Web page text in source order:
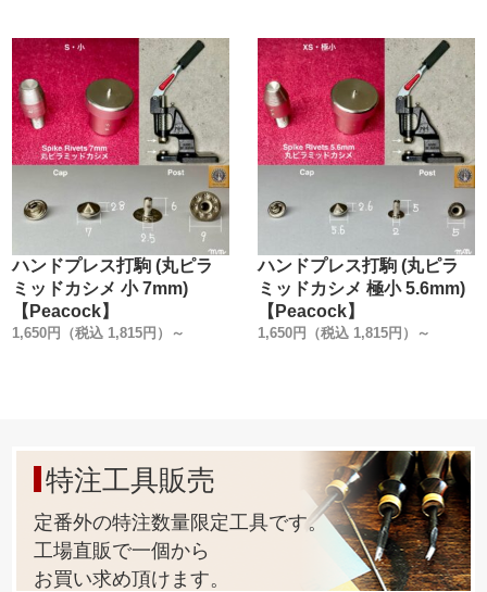
ハンドプレス打駒 (丸ピラ
ミッドカシメ 小 7mm)
【Peacock】
1,650円（税込 1,815円）～
ハンドプレス打駒 (丸ピラ
ミッドカシメ 極小 5.6mm)
【Peacock】
1,650円（税込 1,815円）～
特注工具販売
定番外の特注数量限定工具です。
工場直販で一個から
お買い求め頂けます。